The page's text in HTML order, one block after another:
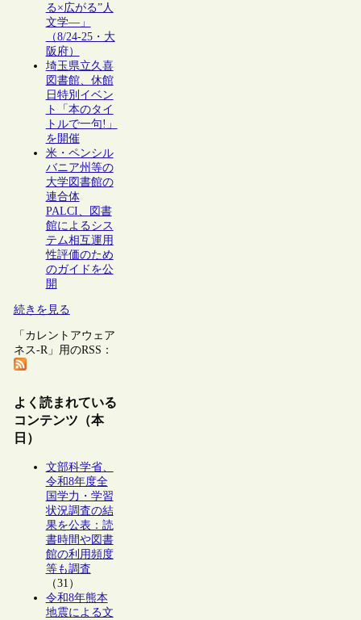
る×広がる”人
文学―」
（8/24-25・大
阪府）
埼玉県立久喜
図書館、休館
日特別イベン
ト「本のタイ
トルで一句!」
を開催
米・ペンシル
バニア州等の
大学図書館の
連合体
PALCI、図書
館によるシス
テム相互運用
性評価のため
のガイドを公
開
続きを見る
「カレントアウェア
ネス-R」用のRSS：
よく読まれている
コンテンツ（本
日）
文部科学省、
令和8年度全
国学力・学習
状況調査の結
果を公表：読
書時間や図書
館の利用頻度
等も調査
（31）
令和8年熊本
地震による文